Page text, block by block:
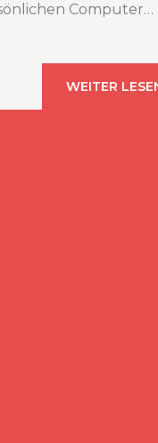
Computer…
WEITER